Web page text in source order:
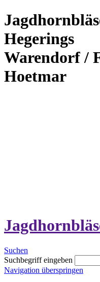
Hegerings
Warendorf /
Hoetmar
Suchen
Suchbegriff eingeben
Navigation überspringen